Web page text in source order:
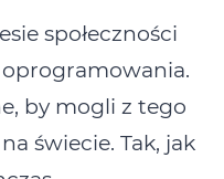
społeczności
by mogli z tego
świecie. Tak, jak